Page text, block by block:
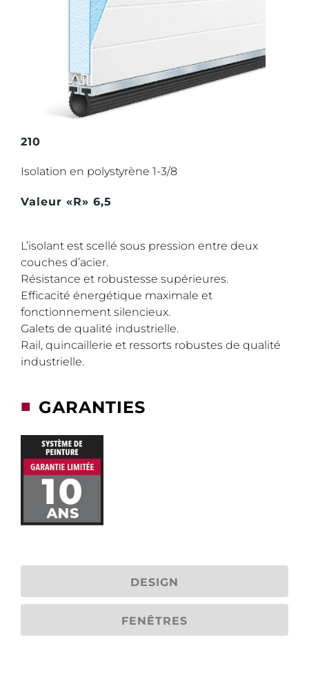
210
Isolation en polystyrène 1-3/8
Valeur «R» 6,5
L’isolant est scellé sous pression entre deux
couches d’acier.
Résistance et robustesse supérieures.
Efficacité énergétique maximale et
fonctionnement silencieux.
Galets de qualité industrielle.
Rail, quincaillerie et ressorts robustes de qualité
industrielle.
■ GARANTIES
DESIGN
FENÊTRES